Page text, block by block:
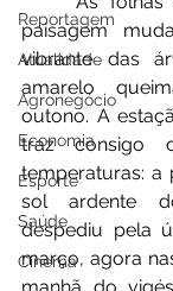
Reportagem
Atualidade
Agronegócio
Economia
Esporte
Saúde
Cinema
paisagem
vibrante das
amarelo
outono. A
traz consigo
temperaturas: a
sol ardente
despediu pela
março, agora